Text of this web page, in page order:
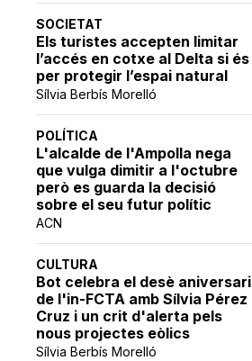
SOCIETAT
Els turistes accepten limitar
l’accés en cotxe al Delta si és
per protegir l’espai natural
Sílvia Berbís Morelló
POLÍTICA
L'alcalde de l'Ampolla nega
que vulga dimitir a l'octubre
però es guarda la decisió
sobre el seu futur polític
ACN
CULTURA
Bot celebra el desè aniversari
de l'in-FCTA amb Sílvia Pérez
Cruz i un crit d'alerta pels
nous projectes eòlics
Sílvia Berbís Morelló